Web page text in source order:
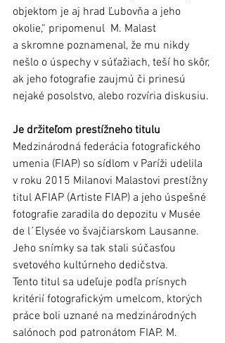
objektom je aj hrad Ľubovňa a jeho
okolie,“ pripomenul  M. Malast
a skromne poznamenal, že mu nikdy
nešlo o úspechy v súťažiach, teší ho skôr,
ak jeho fotografie zaujmú či prinesú
nejaké posolstvo, alebo rozvíria diskusiu.
Je držiteľom prestížneho titulu
Medzinárodná federácia fotografického
umenia (FIAP) so sídlom v Paríži udelila
v roku 2015 Milanovi Malastovi prestížny
titul AFIAP (Artiste FIAP) a jeho úspešné
fotografie zaradila do depozitu v Musée
de l´Elysée vo švajčiarskom Lausanne.
Jeho snímky sa tak stali súčasťou
svetového kultúrneho dedičstva.
Tento titul sa udeľuje podľa prísnych
kritérií fotografickým umelcom, ktorých
práce boli uznané na medzinárodných
salónoch pod patronátom FIAP. M.